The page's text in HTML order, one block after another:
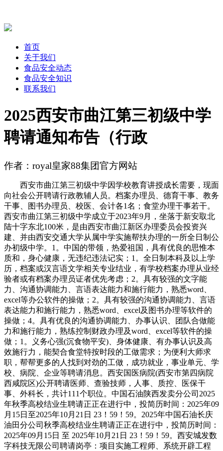
首页
关于我们
食品安全动态
食品安全知识
联系我们
2025西安市曲江第三初级中学
聘请通知布告（行政
作者：royal皇家88集团官方网站
西安市曲江第三初级中学因学校教育讲授成长需要，现面
向社会公开聘请行政教辅人员。档案办理员、德育干事、教务
干事、图书办理员、校医、会计各1名；食堂办理干事若干。
西安市曲江第三初级中学成立于2023年9月，坐落于新安取北
陆十字东北100米，是由西安市曲江新区办理委员会投资兴
建、并由西安交通大学从属中学实施帮扶办理的一所全日制公
办初级中学。1。中国的带领，热爱祖国，具有优良的思惟本
质和，身心健康，无违纪违法记实；1。全日制本科及以上学
历，档案或汉言语文学相关专业结业，有学校档案办理从业经
验者或有档案办理员证者优先考虑；2。具有较强的文字能
力、沟通协调能力、言语表达能力和施行能力，熟悉word、
excel等办公软件的操做；2。具有较强的沟通协调能力、言语
表达能力和施行能力，熟悉word、excel及图书办理等软件的
操做；4。具有优良的沟通协调能力、办事认识、团队合做能
力和施行能力，熟练控制财政办理及word、excel等软件的操
做；1。义务心强(沉食物平安)、身体健康、有办事认识及高
效施行力，能契合食堂特按时段的工做需求；为便利大师求
职，帮帮更多的人找到对劲的工做，成功就业，事业单元、学
校、病院、企业等聘请消息。西安国医病院(西安市第四病院
西咸院区)公开聘请医师、查验技师，人事、质控、医保干
事、外科长，共计111个职位。中国石油陕西发卖分公司2025
年秋季高校结业生聘请正正在进行中，投简历时间：2025年09
月15日至2025年10月21日 23！59！59。2025年中国石油长庆
油田分公司秋季高校结业生聘请正正在进行中，投简历时间：
2025年09月15日 至 2025年10月21日 23！59！59。西安城发数
字科技无限公司聘请岗亭：项目实施工程师、系统开辟工程